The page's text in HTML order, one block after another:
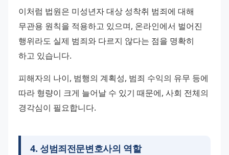
이처럼 법원은 미성년자 대상 성착취 범죄에 대해
무관용 원칙을 적용하고 있으며, 온라인에서 벌어진
행위라도 실제 범죄와 다르지 않다는 점을 명확히
하고 있습니다.
피해자의 나이, 범행의 계획성, 범죄 수익의 유무 등에
따라 형량이 크게 늘어날 수 있기 때문에, 사회 전체의
경각심이 필요합니다.
4. 성범죄전문변호사의 역할